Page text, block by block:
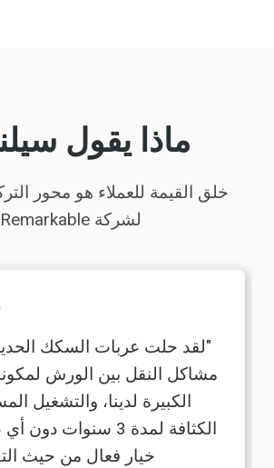
ماذا يقول
خلق القيمة للعملاء هو محور
لشركة Remarkable
"لقد حلت عربات السكك
مشاكل النقل بين الورش
الكبيرة لدينا، والتشغيل
الكثافة لمدة 3 سنوات
خيار فعال من حيث